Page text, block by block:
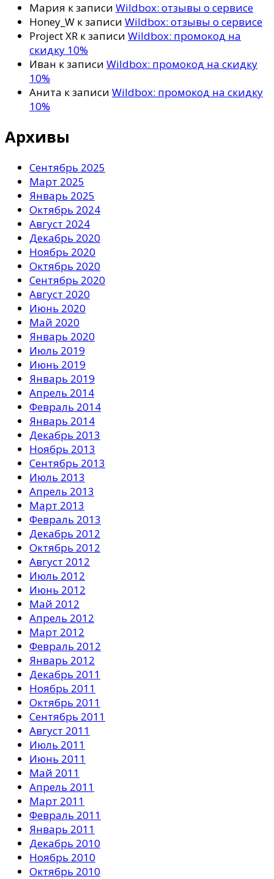
Мария к записи Wildbox: отзывы о сервисе
Honey_W к записи Wildbox: отзывы о сервисе
Project XR к записи Wildbox: промокод на
скидку 10%
Иван к записи Wildbox: промокод на скидку
10%
Анита к записи Wildbox: промокод на скидку
10%
Архивы
Сентябрь 2025
Март 2025
Январь 2025
Октябрь 2024
Август 2024
Декабрь 2020
Ноябрь 2020
Октябрь 2020
Сентябрь 2020
Август 2020
Июнь 2020
Май 2020
Январь 2020
Июль 2019
Июнь 2019
Январь 2019
Апрель 2014
Февраль 2014
Январь 2014
Декабрь 2013
Ноябрь 2013
Сентябрь 2013
Июль 2013
Апрель 2013
Март 2013
Февраль 2013
Декабрь 2012
Октябрь 2012
Август 2012
Июль 2012
Июнь 2012
Май 2012
Апрель 2012
Март 2012
Февраль 2012
Январь 2012
Декабрь 2011
Ноябрь 2011
Октябрь 2011
Сентябрь 2011
Август 2011
Июль 2011
Июнь 2011
Май 2011
Апрель 2011
Март 2011
Февраль 2011
Январь 2011
Декабрь 2010
Ноябрь 2010
Октябрь 2010